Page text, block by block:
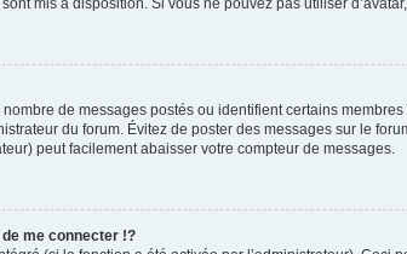
de messages postés ou identifient certains
du forum. Évitez de poster des messages sur le
peut facilement abaisser votre compteur de messages.
me connecter !?